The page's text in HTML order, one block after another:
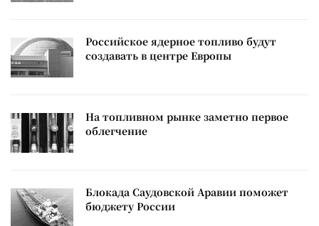
Российское ядерное топливо будут
создавать в центре Европы
На топливном рынке заметно первое
облегчение
Блокада Саудовской Аравии поможет
бюджету России